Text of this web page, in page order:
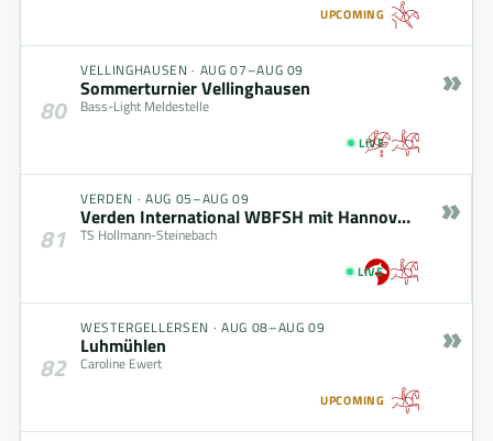
UPCOMING
80
VELLINGHAUSEN · AUG 07–AUG 09
Sommerturnier Vellinghausen
Bass-Light Meldestelle
LIVE
»
81
VERDEN · AUG 05–AUG 09
Verden International WBFSH mit Hannoveraner Championat
TS Hollmann-Steinebach
LIVE
»
82
WESTERGELLERSEN · AUG 08–AUG 09
Luhmühlen
Caroline Ewert
UPCOMING
»